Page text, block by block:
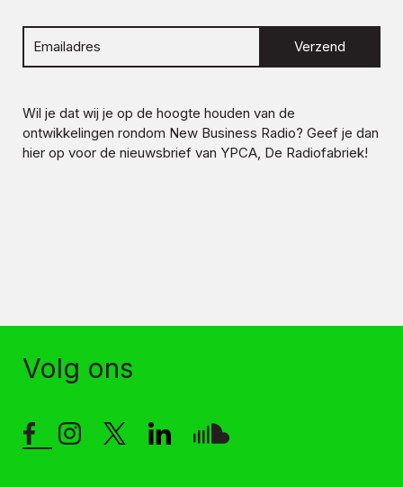
Verzend
Wil je dat wij je op de hoogte houden van de
ontwikkelingen rondom New Business Radio? Geef je dan
hier op voor de nieuwsbrief van YPCA, De Radiofabriek!
Volg ons